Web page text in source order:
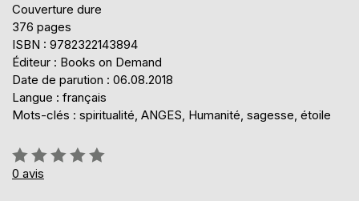
Couverture dure
376 pages
ISBN : 9782322143894
Éditeur : Books on Demand
Date de parution : 06.08.2018
Langue : français
Mots-clés : spiritualité, ANGES, Humanité, sagesse, étoile
Évaluation:
0%
0 avis